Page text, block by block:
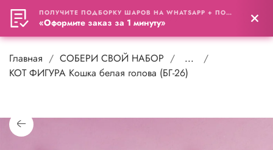
0
Главная СОБЕРИ СВОЙ НАБОР
...
КОТ ФИГУРА Кошка белая голова (БГ-26)
ПОЛУЧИТЕ ПОДБОРКУ ШАРОВ НА WHATSAPP + ПОДАРОК
«Оформите заказ за 1 минуту»